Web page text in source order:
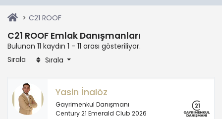
C21 ROOF
C21 ROOF Emlak Danışmanları
Bulunan 11 kaydın 1 - 11 arası gösteriliyor.
Sırala
Sırala
Yasin İnalöz
Gayrimenkul Danışmanı
Century 21 Emerald Club 2026